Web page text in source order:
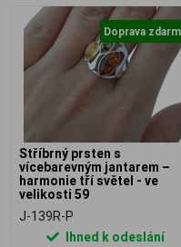
Doprava
Stříbrný prsten s
vícebarevným jantarem –
harmonie tří světel - ve
velikosti 59
J-139R-P
Ihned k odeslání